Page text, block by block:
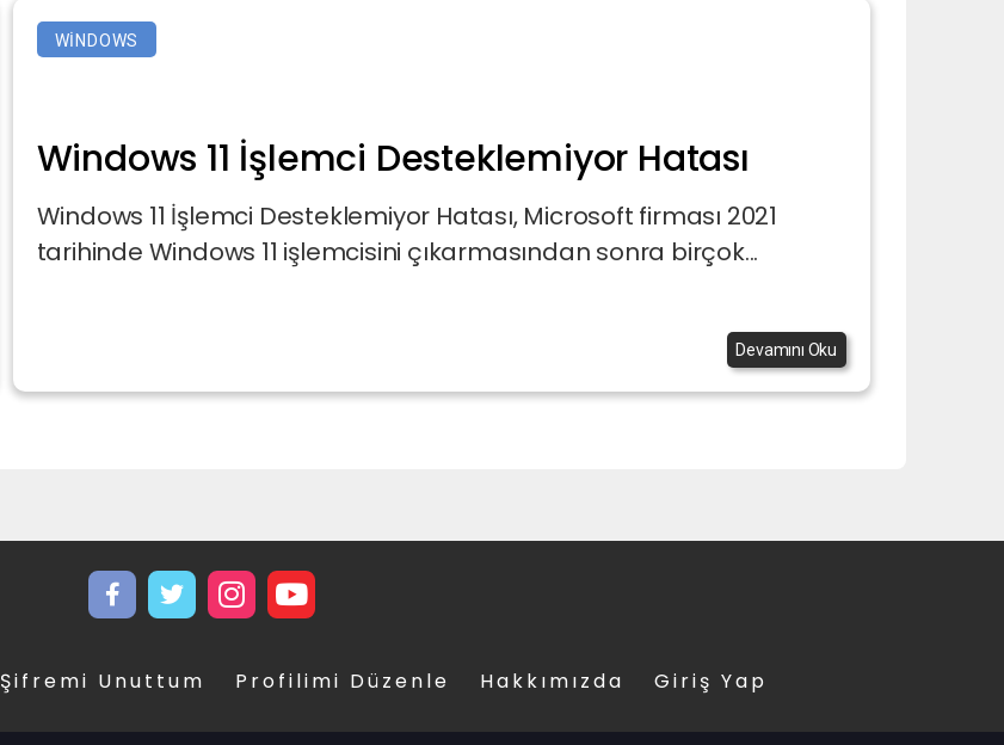
WINDOWS
Windows 11 İşlemci Desteklemiyor Hatası
Windows 11 İşlemci Desteklemiyor Hatası, Microsoft firması 2021
tarihinde Windows 11 işlemcisini çıkarmasından sonra birçok...
Devamını Oku
Şifremi Unuttum Profilimi Düzenle Hakkımızda Giriş Yap